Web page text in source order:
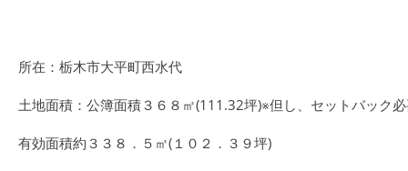
所在：栃木市大平町西水代
土地面積：公簿面積３６８㎡(111.32坪)※但し、セットバック
有効面積約３３８．５㎡(１０２．３９坪)